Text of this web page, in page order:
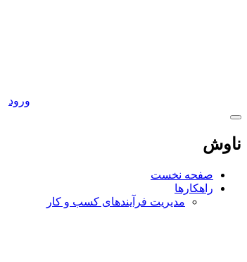
ورود
ناوش
صفحه نخست
راهکارها
مدیریت فرآیندهای کسب و کار